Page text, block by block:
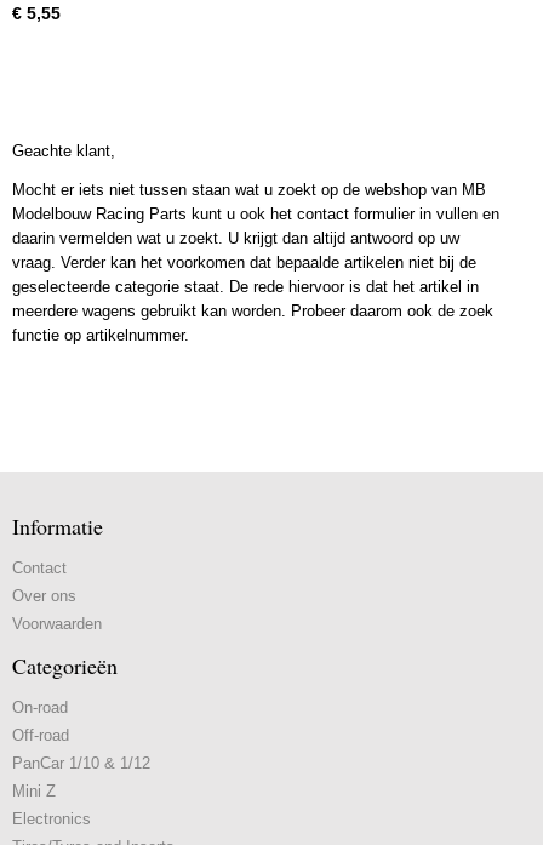
€ 5,55
Geachte klant,
Mocht er iets niet tussen staan wat u zoekt op de webshop van MB
Modelbouw Racing Parts kunt u ook het contact formulier in vullen en
daarin vermelden wat u zoekt. U krijgt dan altijd antwoord op uw
vraag. Verder kan het voorkomen dat bepaalde artikelen niet bij de
geselecteerde categorie staat. De rede hiervoor is dat het artikel in
meerdere wagens gebruikt kan worden. Probeer daarom ook de zoek
functie op artikelnummer.
Informatie
Contact
Over ons
Voorwaarden
Categorieën
On-road
Off-road
PanCar 1/10 & 1/12
Mini Z
Electronics